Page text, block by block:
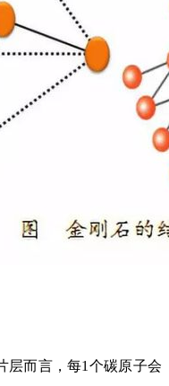
而言，每1个碳原子会